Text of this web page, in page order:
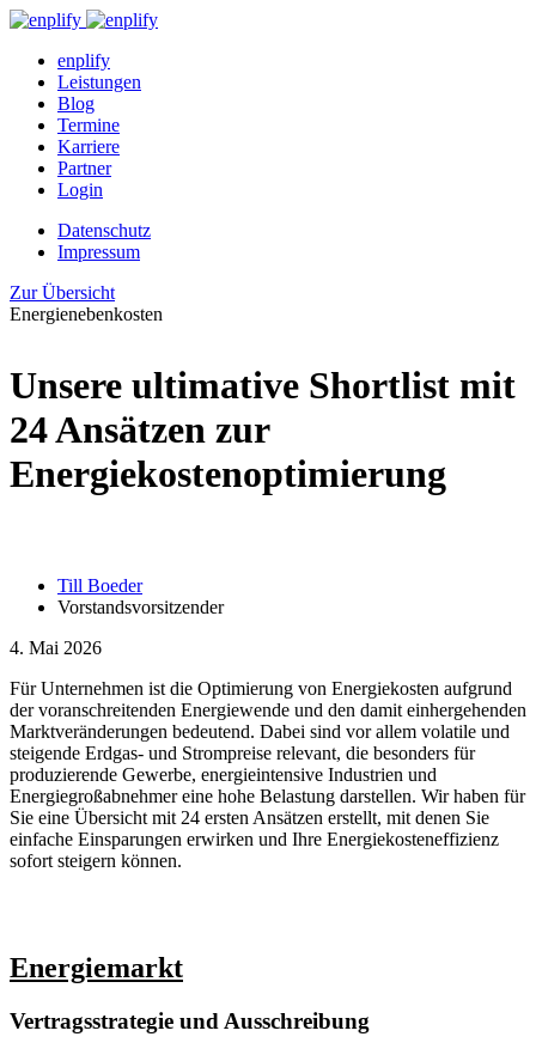
enplify
Leistungen
Blog
Termine
Karriere
Partner
Login
Datenschutz
Impressum
Zur Übersicht
Energienebenkosten
Unsere ultimative Shortlist mit
24 Ansätzen zur
Energiekostenoptimierung
Till Boeder
Vorstandsvorsitzender
4. Mai 2026
Für Unternehmen ist die Optimierung von Energiekosten aufgrund
der voranschreitenden Energiewende und den damit einhergehenden
Marktveränderungen bedeutend. Dabei sind vor allem volatile und
steigende Erdgas- und Strompreise relevant, die besonders für
produzierende Gewerbe, energieintensive Industrien und
Energiegroßabnehmer eine hohe Belastung darstellen. Wir haben für
Sie eine Übersicht mit 24 ersten Ansätzen erstellt, mit denen Sie
einfache Einsparungen erwirken und Ihre Energiekosteneffizienz
sofort steigern können.
Energiemarkt
Vertragsstrategie und Ausschreibung